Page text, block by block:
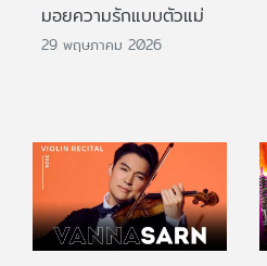
มอยความรักแบบตัวแม่
29 พฤษภาคม 2026